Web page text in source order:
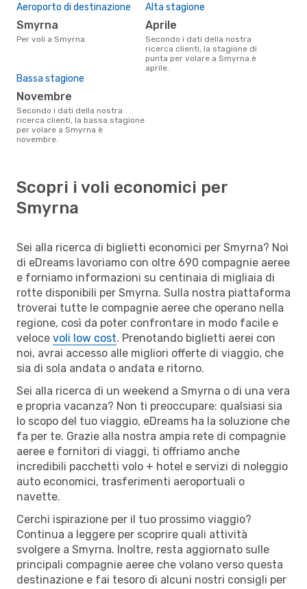
Aeroporto di destinazione
Smyrna
Per voli a Smyrna
Alta stagione
aprile
Secondo i dati della nostra
ricerca clienti, la stagione di
punta per volare a Smyrna è
aprile.
Bassa stagione
novembre
Secondo i dati della nostra
ricerca clienti, la bassa stagione
per volare a Smyrna è
novembre.
Scopri i voli economici per
Smyrna
Sei alla ricerca di biglietti economici per Smyrna? Noi
di eDreams lavoriamo con oltre 690 compagnie aeree
e forniamo informazioni su centinaia di migliaia di
rotte disponibili per Smyrna. Sulla nostra piattaforma
troverai tutte le compagnie aeree che operano nella
regione, così da poter confrontare in modo facile e
veloce voli low cost. Prenotando biglietti aerei con
noi, avrai accesso alle migliori offerte di viaggio, che
sia di sola andata o andata e ritorno.
Sei alla ricerca di un weekend a Smyrna o di una vera
e propria vacanza? Non ti preoccupare: qualsiasi sia
lo scopo del tuo viaggio, eDreams ha la soluzione che
fa per te. Grazie alla nostra ampia rete di compagnie
aeree e fornitori di viaggi, ti offriamo anche
incredibili pacchetti volo + hotel e servizi di noleggio
auto economici, trasferimenti aeroportuali o
navette.
Cerchi ispirazione per il tuo prossimo viaggio?
Continua a leggere per scoprire quali attività
svolgere a Smyrna. Inoltre, resta aggiornato sulle
principali compagnie aeree che volano verso questa
destinazione e fai tesoro di alcuni nostri consigli per